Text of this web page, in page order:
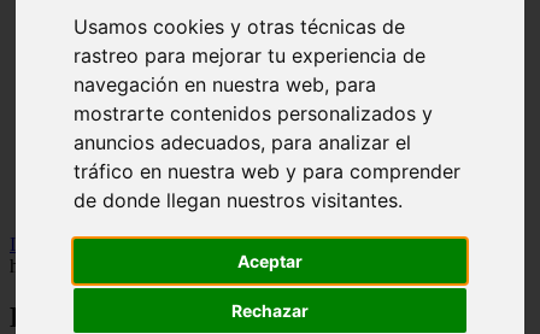
Usamos cookies y otras técnicas de
rastreo para mejorar tu experiencia de
navegación en nuestra web, para
mostrarte contenidos personalizados y
anuncios adecuados, para analizar el
tráfico en nuestra web y para comprender
de donde llegan nuestros visitantes.
Aceptar
Rechazar
espana
huevos
otros
postres
producto
reposteria
venezuela
verduras
Inicio
recetas >El sencillo ingrediente que necesitas agregar a los
huevos revueltos para que queden súper esponjosos
El sencillo ingrediente que necesitas